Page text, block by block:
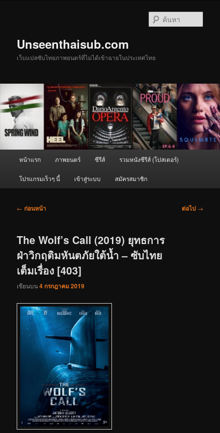
Unseenthaisub.com
เว็บแปลซับไทยภาพยนตร์ที่ไม่ได้เข้าฉายในประเทศไทย
หน้าแรก ภาพยนตร์ ซีรีส์ รวมหนังซีรีส์ (โปสเตอร์)
โปรแกรมเร็วๆ นี้ เข้าสู่ระบบ สมัครสมาชิก
เมนู
← ก่อนหน้า ต่อไป →
The Wolf’s Call (2019) ยุทธการ
ฝ่าวิกฤติมหันตภัยใต้น้ำ – ซับไทย
เต็มเรื่อง [403]
เขียนบน4 กรกฎาคม 2019